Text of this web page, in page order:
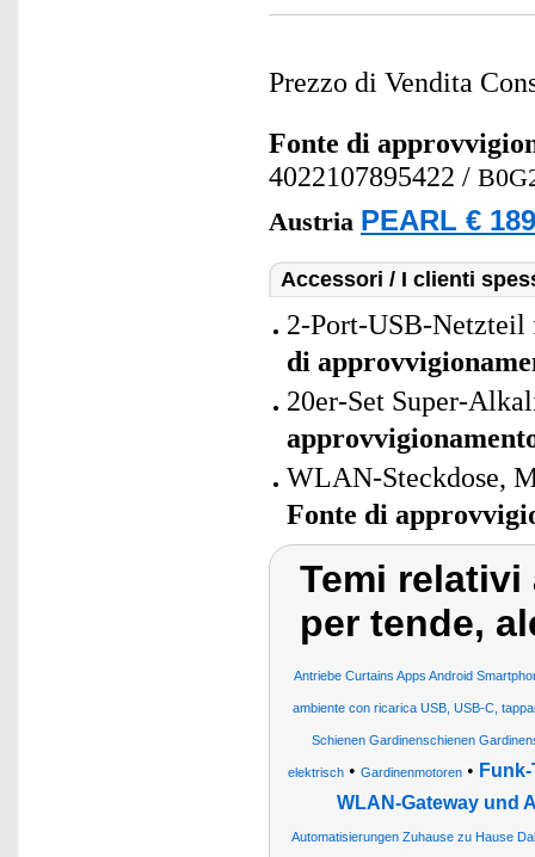
Prezzo di Vendita
Fonte di
4022107895422 /
Austria PEARL €
Accessori / I clienti
2-Port-USB-
di
20er-Set Super-
WLAN-Steckdose,
Fonte di
Temi
per tende,
Antriebe Curtains Apps Android
ambiente con ricarica USB, USB-C,
Schienen Gardinenschienen
elektrisch• Gardinenmotoren•
WLAN-Gateway und
Automatisierungen Zuhause zu Hause